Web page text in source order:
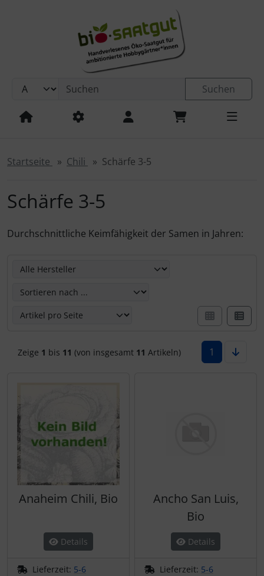
Springe zum Inhalt
Springe zum Login-Button
Springe zum Button für Einstellungen
Suchen
Startseite Chili Schärfe 3-5
Schärfe 3-5
Durchschnittliche Keimfähigkeit der Samen in Jahren:
Zeige 1 bis 11 (von insgesamt 11 Artikeln) 1
Anaheim Chili, Bio
Details
Lieferzeit: 5-6
Ancho San Luis,
Bio
Details
Lieferzeit: 5-6